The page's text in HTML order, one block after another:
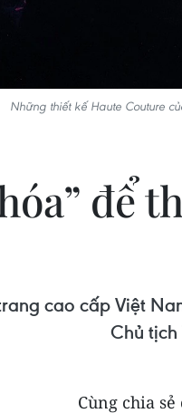
Những thiết kế Haute Couture
để
cao cấp Việt
Chủ
Cùng chia